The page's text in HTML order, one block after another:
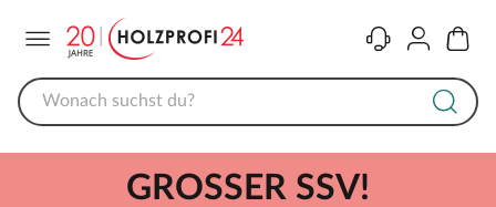
KontaktKonto
GROSSER SSV!